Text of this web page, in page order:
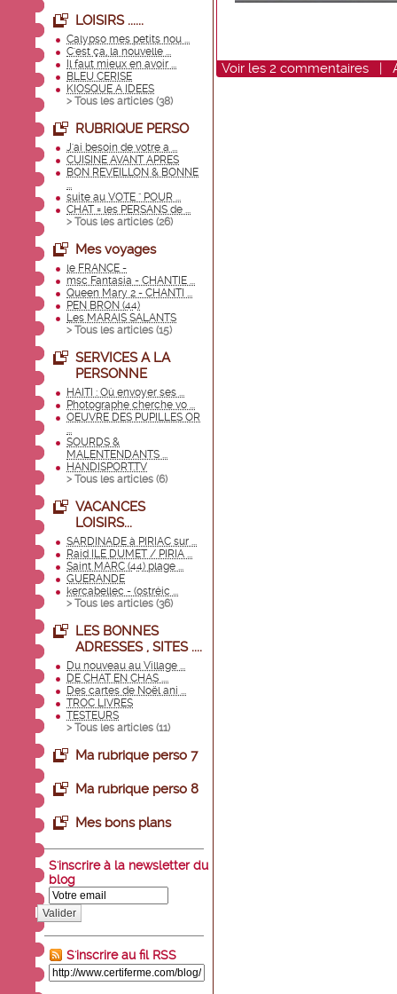
LOISIRS ......
Calypso mes petits nou ...
C'est ça, la nouvelle ...
Il faut mieux en avoir ...
BLEU CERISE
KIOSQUE A IDEES
> Tous les articles (38)
RUBRIQUE PERSO
J'ai besoin de votre a ...
CUISINE AVANT APRES
BON REVEILLON & BONNE
...
suite au VOTE " POUR ...
CHAT = les PERSANS de ...
> Tous les articles (26)
Mes voyages
le FRANCE -
msc Fantasia - CHANTIE ...
Queen Mary 2 - CHANTI ...
PEN BRON (44)
Les MARAIS SALANTS
> Tous les articles (15)
SERVICES A LA
PERSONNE
HAITI : Où envoyer ses ...
Photographe cherche vo ...
OEUVRE DES PUPILLES OR
...
SOURDS &
MALENTENDANTS ...
HANDISPORT.TV
> Tous les articles (6)
VACANCES
LOISIRS...
SARDINADE à PIRIAC sur ...
Raid ILE DUMET / PIRIA ...
Saint MARC (44) plage ...
GUERANDE
kercabellec - (ostréic ...
> Tous les articles (36)
LES BONNES
ADRESSES , SITES ....
Du nouveau au Village ...
DE CHAT EN CHAS ....
Des cartes de Noël ani ...
TROC LIVRES
TESTEURS
> Tous les articles (11)
Ma rubrique perso 7
Ma rubrique perso 8
Mes bons plans
S'inscrire à la newsletter du
blog
Valider
S'inscrire au fil RSS
Voir les 2 commentaires |